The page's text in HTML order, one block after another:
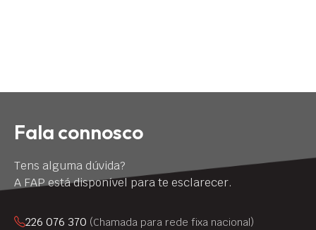
Fala connosco
Tens alguma dúvida?
A FAP está disponível para te esclarecer.
226 076 370 (Chamada para rede fixa nacional)